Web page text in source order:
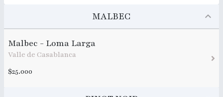
MALBEC
Malbec - Loma Larga
Valle de Casablanca
$25.000